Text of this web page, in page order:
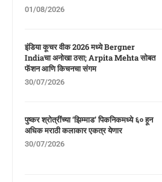
01/08/2026
इंडिया कूचर वीक 2026 मध्ये Bergner
Indiaचा अनोखा ठसा; Arpita Mehta सोबत
फॅशन आणि किचनचा संगम
30/07/2026
पुष्कर श्रोत्रींच्या ‘झिम्माड’ पिकनिकमध्ये ६० हून
अधिक मराठी कलाकार एकत्र येणार
30/07/2026